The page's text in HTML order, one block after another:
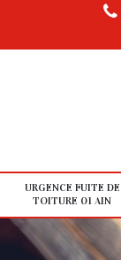
URGENCE FUITE DE
TOITURE 01 AIN